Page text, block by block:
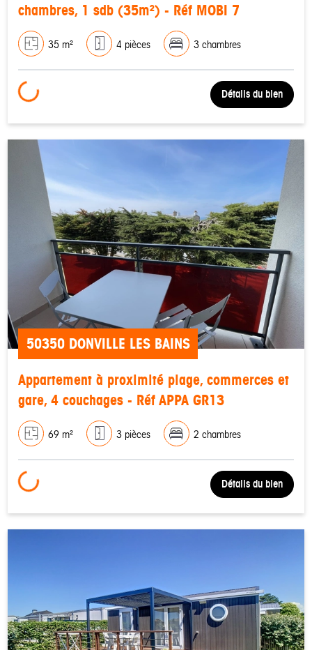
chambres, 1 sdb (35m²) - Réf MOBI 7
35 m² 4 pièces 3 chambres
Loading... Détails du bien
50350 DONVILLE LES BAINS
Appartement à proximité plage, commerces et
gare, 4 couchages - Réf APPA GR13
69 m² 3 pièces 2 chambres
Loading... Détails du bien